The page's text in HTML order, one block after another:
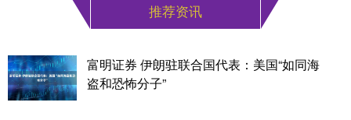
推荐资讯
富明证券 伊朗驻联合国代表：美国“如同海
盗和恐怖分子”